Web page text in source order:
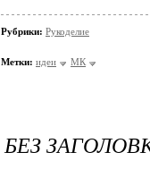
Рубрики: Рукоделие
Метки: идеи МК
БЕЗ